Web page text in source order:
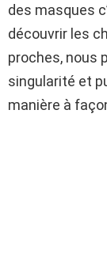
des masques
découvrir les
proches, nous
singularité et
manière à